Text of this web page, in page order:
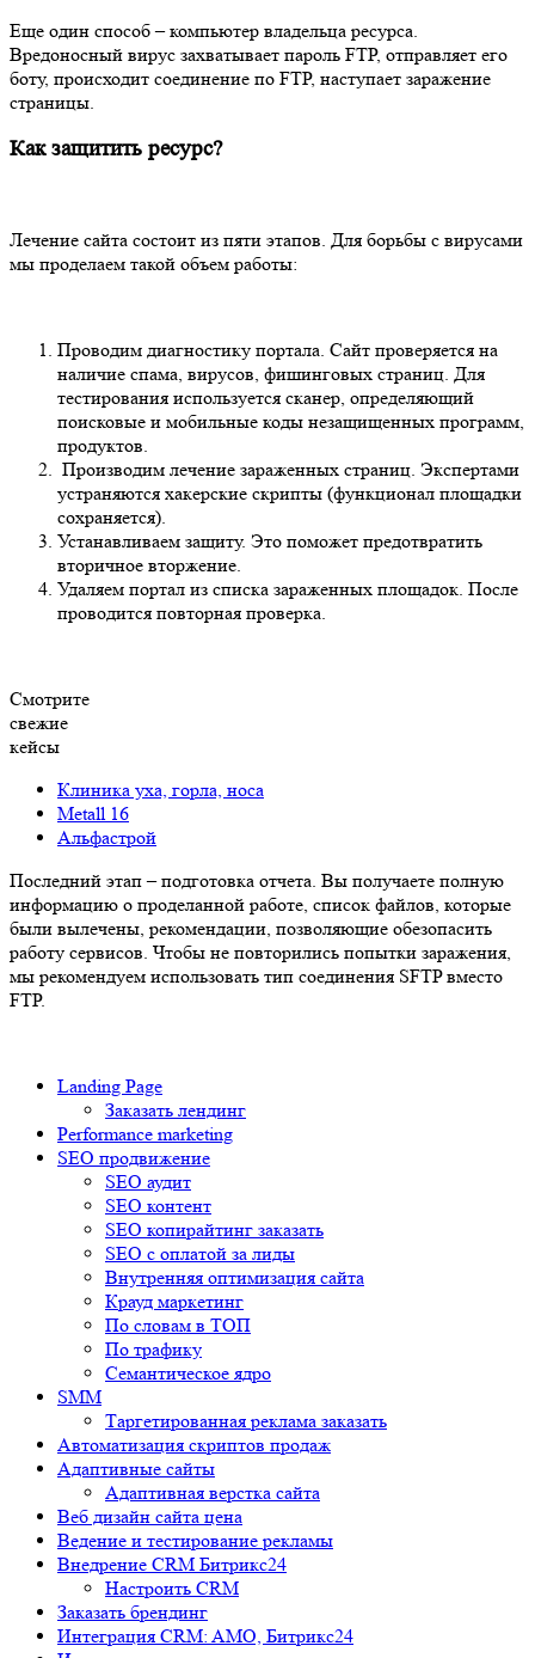
Еще один способ – компьютер владельца ресурса.
Вредоносный вирус захватывает пароль FTP, отправляет его
боту, происходит соединение по FTP, наступает заражение
страницы.
Как защитить ресурс?
Лечение сайта состоит из пяти этапов. Для борьбы с вирусами
мы проделаем такой объем работы:
Проводим диагностику портала. Сайт проверяется на
наличие спама, вирусов, фишинговых страниц. Для
тестирования используется сканер, определяющий
поисковые и мобильные коды незащищенных программ,
продуктов.
Производим лечение зараженных страниц. Экспертами
устраняются хакерские скрипты (функционал площадки
сохраняется).
Устанавливаем защиту. Это поможет предотвратить
вторичное вторжение.
Удаляем портал из списка зараженных площадок. После
проводится повторная проверка.
Смотрите
свежие
кейсы
Клиника уха, горла, носа
Мetall 16
Альфастрой
Последний этап – подготовка отчета. Вы получаете полную
информацию о проделанной работе, список файлов, которые
были вылечены, рекомендации, позволяющие обезопасить
работу сервисов. Чтобы не повторились попытки заражения,
мы рекомендуем использовать тип соединения SFTP вместо
FTP.
Landing Page
Заказать лендинг
Performance marketing
SEO продвижение
SEO аудит
SEO контент
SEO копирайтинг заказать
SEO с оплатой за лиды
Внутренняя оптимизация сайта
Крауд маркетинг
По словам в ТОП
По трафику
Семантическое ядро
SMM
Таргетированная реклама заказать
Автоматизация скриптов продаж
Адаптивные сайты
Адаптивная верстка сайта
Веб дизайн сайта цена
Ведение и тестирование рекламы
Внедрение CRM Битрикс24
Настроить CRM
Заказать брендинг
Интеграция CRM: AMO, Битрикс24